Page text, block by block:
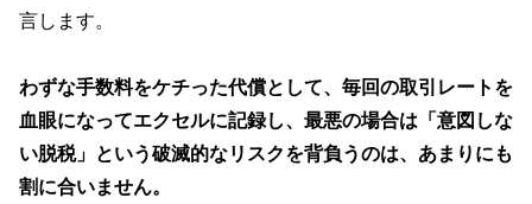
言します。
わずな手数料をケチった代償として、毎回の取引レートを
血眼になってエクセルに記録し、最悪の場合は「意図しな
い脱税」という破滅的なリスクを背負うのは、あまりにも
割に合いません。